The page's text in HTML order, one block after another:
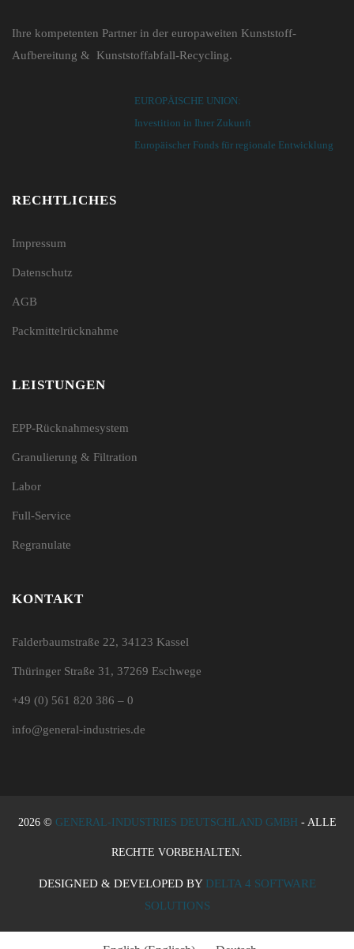
Ihre kompetenten Partner in der europaweiten Kunststoff-
Aufbereitung & Kunststoffabfall-Recycling.
EUROPÄISCHE UNION:
Investition in Ihrer Zukunft
Europäischer Fonds für regionale Entwicklung
RECHTLICHES
Impressum
Datenschutz
AGB
Packmittelrücknahme
LEISTUNGEN
EPP-Rücknahmesystem
Granulierung & Filtration
Labor
Full-Service
Regranulate
KONTAKT
Falderbaumstraße 22, 34123 Kassel
Thüringer Straße 31, 37269 Eschwege
+49 (0) 561 820 386 – 0
info@general-industries.de
2026 © GENERAL-INDUSTRIES DEUTSCHLAND GMBH - ALLE
RECHTE VORBEHALTEN.
DESIGNED & DEVELOPED BY DELTA 4 SOFTWARE
SOLUTIONS